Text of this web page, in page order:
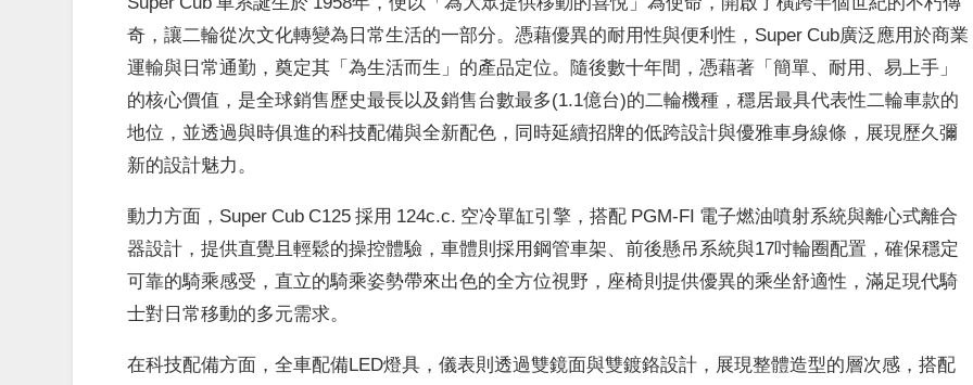
奇，讓二輪從次文化轉變為日常生活的一部分。憑藉優異的耐用性與便利性，Super Cub廣泛應用於商業
運輸與日常通勤，奠定其「為生活而生」的產品定位。隨後數十年間，憑藉著「簡單、耐用、易上手」
的核心價值，是全球銷售歷史最長以及銷售台數最多(1.1億台)的二輪機種，穩居最具代表性二輪車款的
地位，並透過與時俱進的科技配備與全新配色，同時延續招牌的低跨設計與優雅車身線條，展現歷久彌
新的設計魅力。
動力方面，Super Cub C125 採用 124c.c. 空冷單缸引擎，搭配 PGM-FI 電子燃油噴射系統與離心式離合
器設計，提供直覺且輕鬆的操控體驗，車體則採用鋼管車架、前後懸吊系統與17吋輪圈配置，確保穩定
可靠的騎乘感受，直立的騎乘姿勢帶來出色的全方位視野，座椅則提供優異的乘坐舒適性，滿足現代騎
士對日常移動的多元需求。
在科技配備方面，全車配備LED燈具，儀表則透過雙鏡面與雙鍍鉻設計，展現整體造型的層次感，搭配